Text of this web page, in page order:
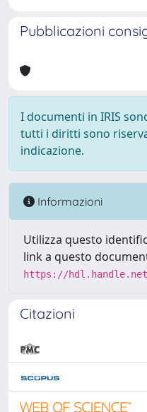
Pubblicazioni
I documenti in IRIS
tutti i diritti sono
indicazione.
Informazioni
Utilizza questo
link a questo
https://hdl.handle.net/
Citazioni